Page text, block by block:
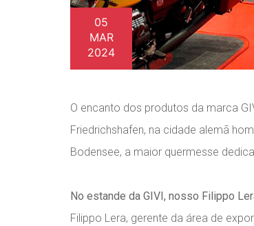
05
MAR
2024
O encanto dos produtos da marca
Friedrichshafen, na cidade alemã
Bodensee, a maior quermesse
No estande da GIVI, nosso Filippo
Filippo Lera, gerente da área de